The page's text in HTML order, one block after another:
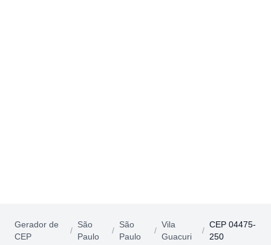
Gerador de
CEP
/
São
Paulo
/
São
Paulo
/
Vila
Guacuri
/
CEP 04475-
250